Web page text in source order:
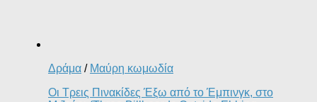
Δράμα / Μαύρη κωμωδία
Οι Τρεις Πινακίδες Έξω από το Έμπινγκ, στο